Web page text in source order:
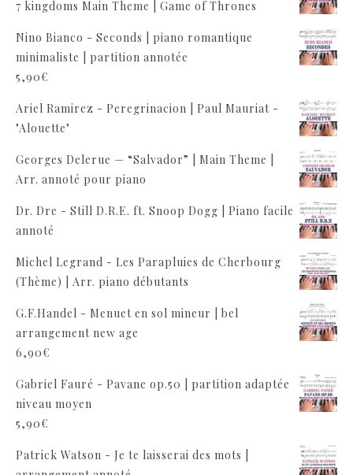
7 kingdoms Main Theme | Game of Thrones
Nino Bianco - Seconds | piano romantique
minimaliste | partition annotée
5,90€
Ariel Ramirez - Peregrinacion | Paul Mauriat -
"Alouette"
Georges Delerue — “Salvador” | Main Theme |
Arr. annoté pour piano
Dr. Dre - Still D.R.E. ft. Snoop Dogg | Piano facile
annoté
Michel Legrand - Les Parapluies de Cherbourg
(Thème) | Arr. piano débutants
G.F.Handel - Menuet en sol mineur | bel
arrangement new age
6,90€
Gabriel Fauré - Pavane op.50 | partition adaptée
niveau moyen
5,90€
Patrick Watson - Je te laisserai des mots |